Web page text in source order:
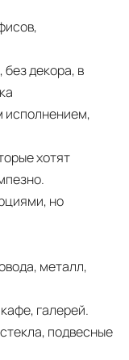
декора, в
исполнением,
хотят
но
металл,
галерей.
подвесные